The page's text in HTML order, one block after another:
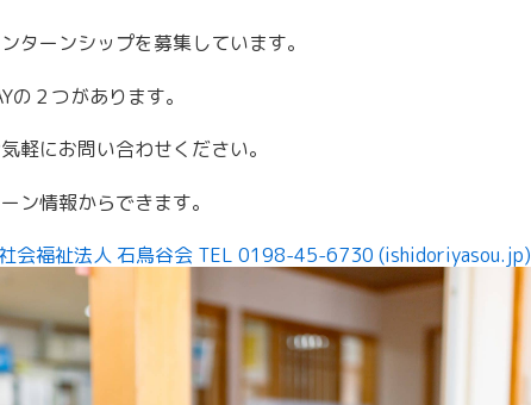
ターンシップを募集しています。
の２つがあります。
軽にお問い合わせください。
ン情報からできます。
会福祉法人 石鳥谷会 TEL 0198-45-6730 (ishidoriyasou.jp)